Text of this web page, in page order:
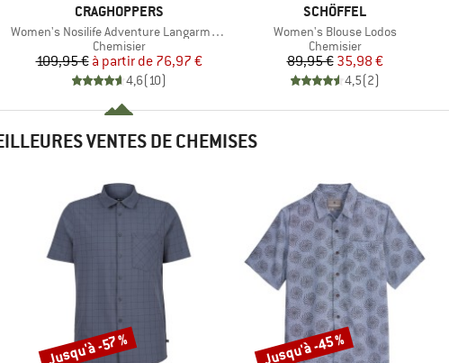
MARQUE
CRAGHOPPERS
Article
Women's Nosilife Adventure Langarm Bluse III
Product group
Chemisier
Prix
109,95 € Prix réduit
à partir de 76,97 €
4,6(10)
MARQUE
SCHÖFFEL
Article
Women's Blouse Lodos
Product group
Chemisier
Prix
89,95 €Prix réduit
35,98 €
4,5(2)
VENTES DE CHEMISES
Remise
Jusqu'à -57 % Remise
Jusqu'à -45 %